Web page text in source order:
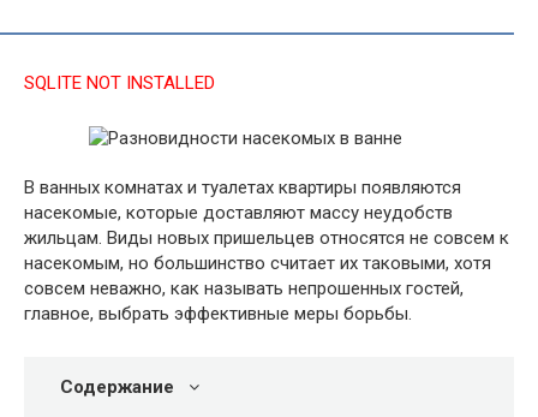
SQLITE NOT INSTALLED
В ванных комнатах и туалетах квартиры появляются
насекомые, которые доставляют массу неудобств
жильцам. Виды новых пришельцев относятся не совсем к
насекомым, но большинство считает их таковыми, хотя
совсем неважно, как называть непрошенных гостей,
главное, выбрать эффективные меры борьбы.
Содержание